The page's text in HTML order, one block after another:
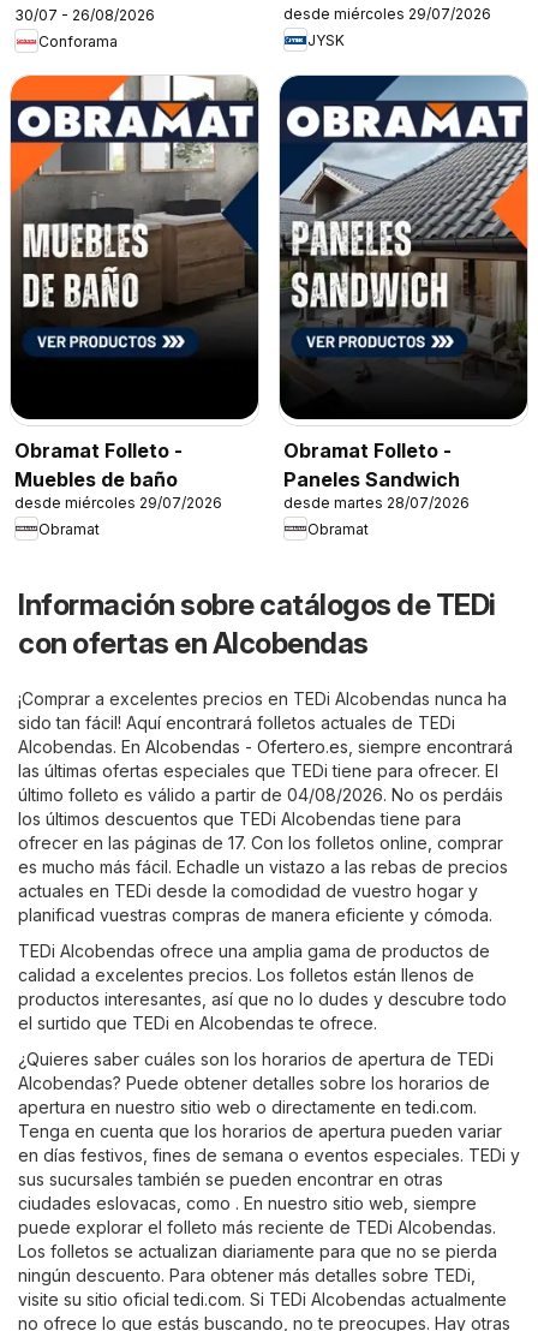
30/07 - 26/08/2026
Conforama
desde miércoles 29/07/2026
JYSK
Obramat Folleto -
Muebles de baño
desde miércoles 29/07/2026
Obramat
Obramat Folleto -
Paneles Sandwich
desde martes 28/07/2026
Obramat
Información sobre catálogos de TEDi
con ofertas en Alcobendas
¡Comprar a excelentes precios en TEDi Alcobendas nunca ha
sido tan fácil! Aquí encontrará folletos actuales de TEDi
Alcobendas. En Alcobendas - Ofertero.es , siempre encontrará
las últimas ofertas especiales que TEDi tiene para ofrecer. El
último folleto es válido a partir de 04/08/2026. No os perdáis
los últimos descuentos que TEDi Alcobendas tiene para
ofrecer en las páginas de 17. Con los folletos online, comprar
es mucho más fácil. Echadle un vistazo a las rebas de precios
actuales en TEDi desde la comodidad de vuestro hogar y
planificad vuestras compras de manera eficiente y cómoda.
TEDi Alcobendas ofrece una amplia gama de productos de
calidad a excelentes precios. Los folletos están llenos de
productos interesantes, así que no lo dudes y descubre todo
el surtido que TEDi en Alcobendas te ofrece.
¿Quieres saber cuáles son los horarios de apertura de TEDi
Alcobendas? Puede obtener detalles sobre los horarios de
apertura en nuestro sitio web o directamente entedi.com.
Tenga en cuenta que los horarios de apertura pueden variar
en días festivos, fines de semana o eventos especiales. TEDi y
sus sucursales también se pueden encontrar en otras
ciudades eslovacas, como . En nuestro sitio web, siempre
puede explorar el folleto más reciente de TEDi Alcobendas.
Los folletos se actualizan diariamente para que no se pierda
ningún descuento. Para obtener más detalles sobre TEDi,
visite su sitio oficialtedi.com. Si TEDi Alcobendas actualmente
no ofrece lo que estás buscando, no te preocupes. Hay otras